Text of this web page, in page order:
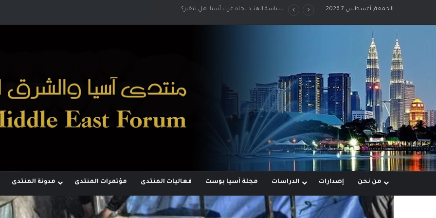
الجمعة, أغسطس 7 2026 رؤية إيران لعالم متعدد الأقطاب وجهودها لبناء توازن قوى خارج النفوذ الأمريكي
من نحن إصدارات الدراسات مجلة آسيا بوست فعاليات المنتدى مؤتمرات المنتدى مدونة المنتدى